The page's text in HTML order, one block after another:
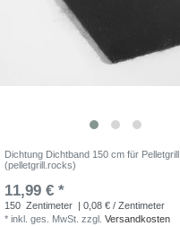
Dichtung Dichtband 150 cm für Pelletgrill
(pelletgrill.rocks)
11,99 € *
150 Zentimeter | 0,08 € / Zentimeter
*inkl. ges. MwSt. zzgl.Versandkosten